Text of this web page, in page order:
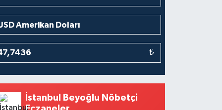
₺
İstanbul Beyoğlu Nöbetçi